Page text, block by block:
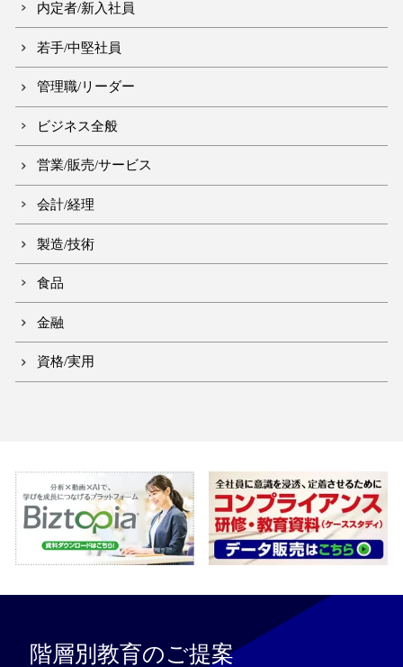
内定者/新入社員
若手/中堅社員
管理職/リーダー
ビジネス全般
営業/販売/サービス
会計/経理
製造/技術
食品
金融
資格/実用
階層別教育のご提案